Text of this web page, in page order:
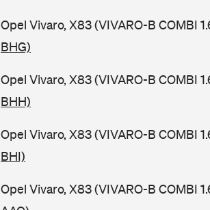
Opel Vivaro, X83 (VIVARO-B COMBI
BHG)
Opel Vivaro, X83 (VIVARO-B COMBI
BHH)
Opel Vivaro, X83 (VIVARO-B COMBI
BHI)
Opel Vivaro, X83 (VIVARO-B COMBI